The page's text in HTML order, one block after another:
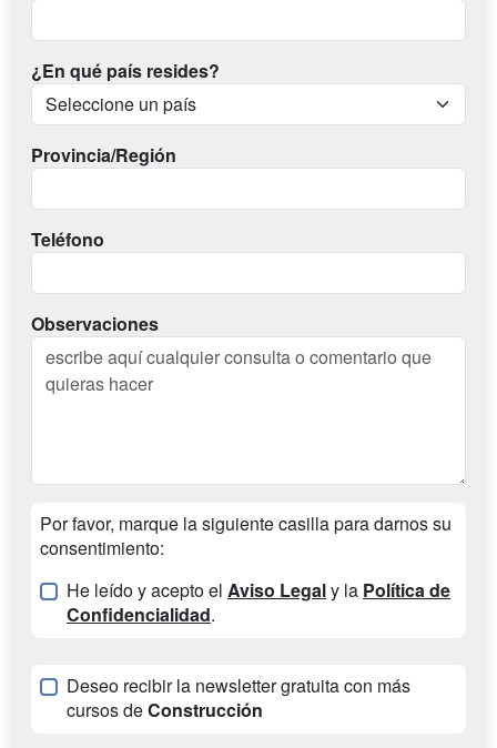
¿En qué país resides?
Provincia/Región
Teléfono
Observaciones
Por favor, marque la siguiente casilla para darnos su
consentimiento:
He leído y acepto el Aviso Legaly la Política de
Confidencialidad.
Deseo recibir la newsletter gratuita con más
cursos deConstrucción